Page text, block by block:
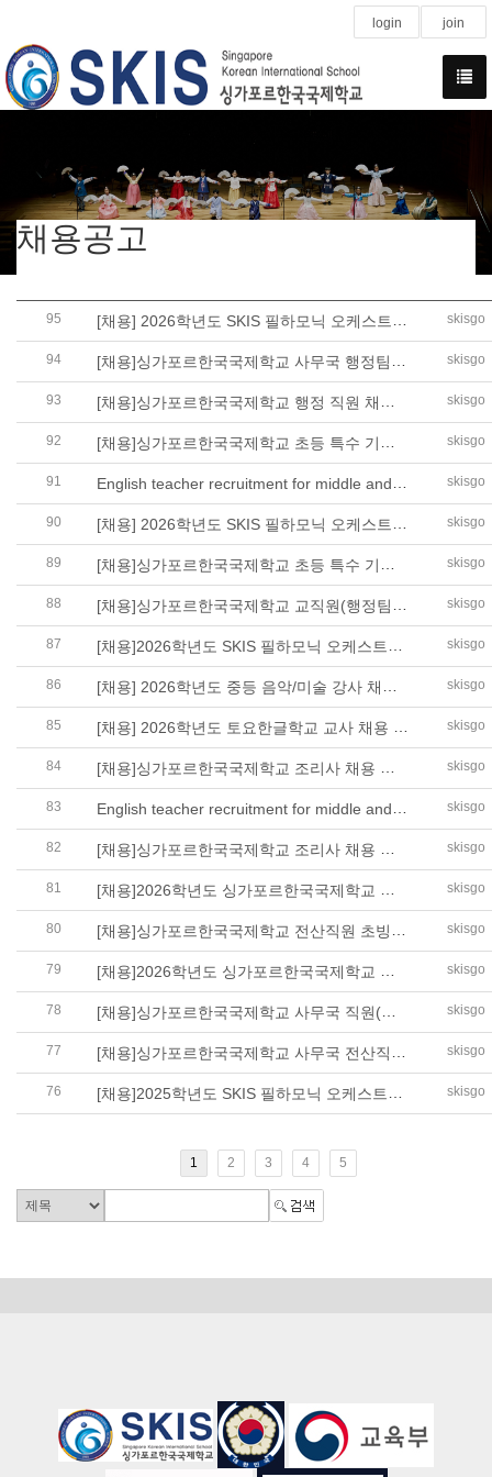
login join
채용공고
95 skisgo
94 skisgo
93 skisgo
92 skisgo
91 skisgo
90 skisgo
89 skisgo
88 skisgo
87 skisgo
86 skisgo
85 skisgo
84 skisgo
83 skisgo
82 skisgo
81 skisgo
80 skisgo
79 skisgo
78 skisgo
77 skisgo
76 skisgo
1 2 3 4 5